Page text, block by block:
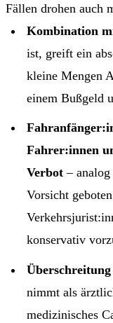
Fällen drohen auch
Kombination
ist, greift ein
kleine Mengen
einem Bußgeld
Fahrer:innen
Verbot– analog
Vorsicht
konservativ
nimmt als
medizinisches